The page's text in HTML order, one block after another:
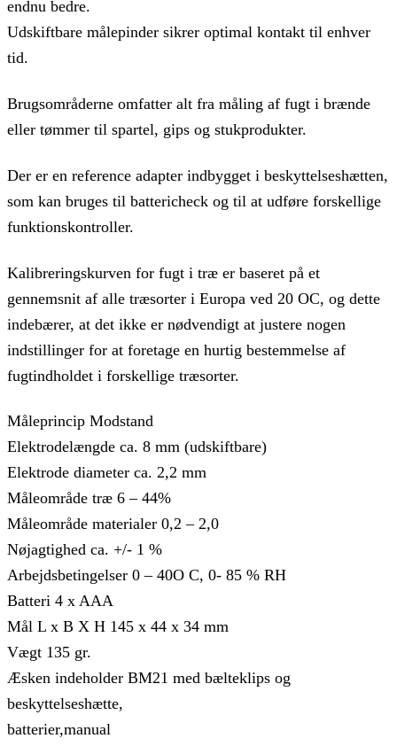
endnu bedre.
Udskiftbare målepinder sikrer optimal kontakt til enhver
tid.
Brugsområderne omfatter alt fra måling af fugt i brænde
eller tømmer til spartel, gips og stukprodukter.
Der er en reference adapter indbygget i beskyttelseshætten,
som kan bruges til battericheck og til at udføre forskellige
funktionskontroller.
Kalibreringskurven for fugt i træ er baseret på et
gennemsnit af alle træsorter i Europa ved 20 OC, og dette
indebærer, at det ikke er nødvendigt at justere nogen
indstillinger for at foretage en hurtig bestemmelse af
fugtindholdet i forskellige træsorter.
Måleprincip Modstand
Elektrodelængde ca. 8 mm (udskiftbare)
Elektrode diameter ca. 2,2 mm
Måleområde træ 6 – 44%
Måleområde materialer 0,2 – 2,0
Nøjagtighed ca. +/- 1 %
Arbejdsbetingelser 0 – 40O C, 0- 85 % RH
Batteri 4 x AAA
Mål L x B X H 145 x 44 x 34 mm
Vægt 135 gr.
Æsken indeholder BM21 med bælteklips og
beskyttelseshætte,
batterier,manual